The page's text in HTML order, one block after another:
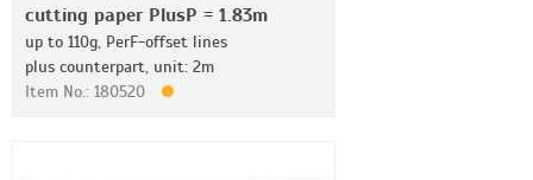
cutting paper PlusP = 1.83m
up to 110g, PerF-offset lines
plus counterpart, unit: 2m
Item No.: 180520